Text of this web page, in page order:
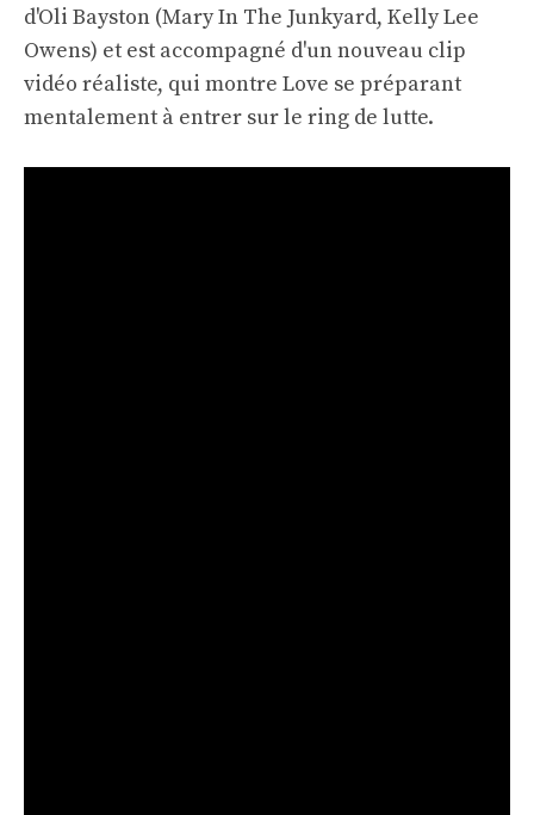
d'Oli Bayston (Mary In The Junkyard, Kelly Lee
Owens) et est accompagné d'un nouveau clip
vidéo réaliste, qui montre Love se préparant
mentalement à entrer sur le ring de lutte.